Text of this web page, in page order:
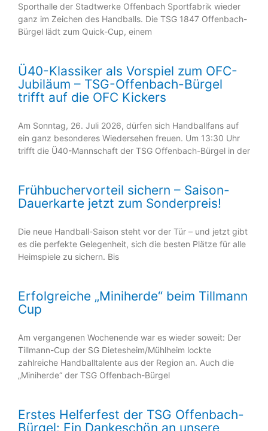
Sporthalle der Stadtwerke Offenbach Sportfabrik wieder
ganz im Zeichen des Handballs. Die TSG 1847 Offenbach-
Bürgel lädt zum Quick-Cup, einem
Ü40-Klassiker als Vorspiel zum OFC-
Jubiläum – TSG-Offenbach-Bürgel
trifft auf die OFC Kickers
Am Sonntag, 26. Juli 2026, dürfen sich Handballfans auf
ein ganz besonderes Wiedersehen freuen. Um 13:30 Uhr
trifft die Ü40-Mannschaft der TSG Offenbach-Bürgel in der
Frühbuchervorteil sichern – Saison-
Dauerkarte jetzt zum Sonderpreis!
Die neue Handball-Saison steht vor der Tür – und jetzt gibt
es die perfekte Gelegenheit, sich die besten Plätze für alle
Heimspiele zu sichern. Bis
Erfolgreiche „Miniherde“ beim Tillmann
Cup
Am vergangenen Wochenende war es wieder soweit: Der
Tillmann-Cup der SG Dietesheim/Mühlheim lockte
zahlreiche Handballtalente aus der Region an. Auch die
„Miniherde“ der TSG Offenbach-Bürgel
Erstes Helferfest der TSG Offenbach-
Bürgel: Ein Dankeschön an unsere